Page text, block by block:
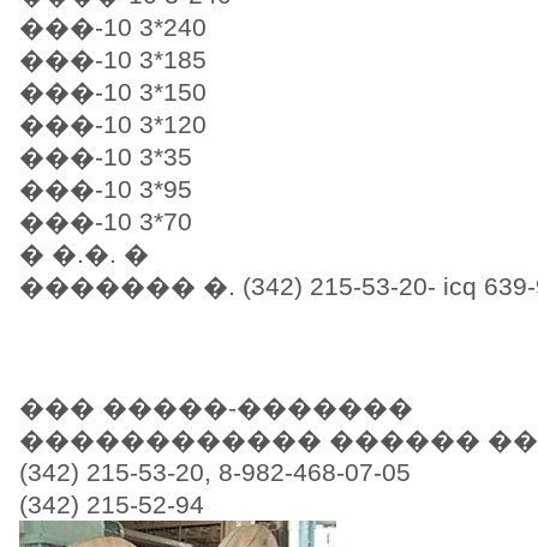
���-10 3*240
���-10 3*185
���-10 3*150
���-10 3*120
���-10 3*35
���-10 3*95
���-10 3*70
� �.�. �
������� �. (342) 215-53-20- icq 639-
��� �����-�������
������������ ������
(342) 215-53-20, 8-982-468-07-05
(342) 215-52-94